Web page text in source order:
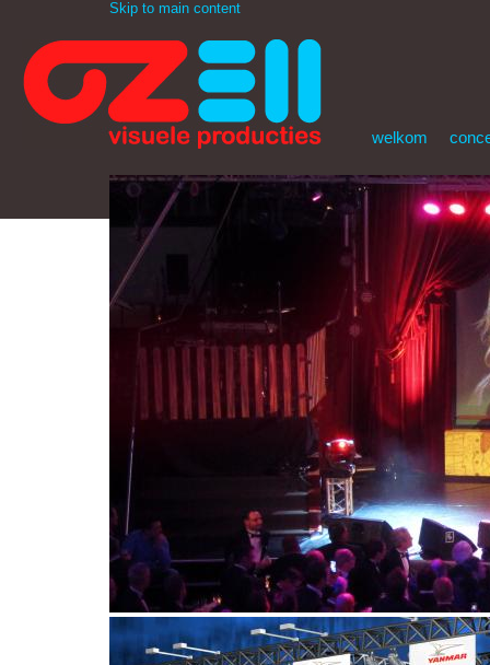
Skip to main content
welkom